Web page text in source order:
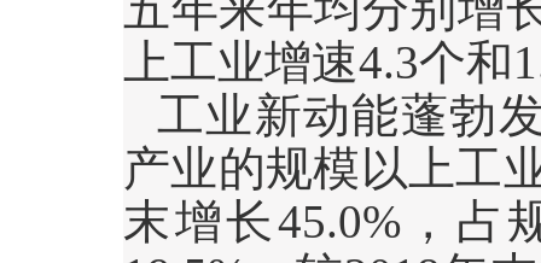
上工业增速4.3个和
工业新动能蓬勃
产业的规模以上工
末增长45.0%，占